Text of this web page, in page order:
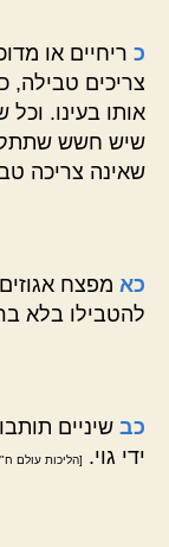
כ ריחיים או
צריכים טבילה,
אותו בעינו.
שיש חשש
שאינה צריכה
כא מפצח
להטבילו בלא
כב שיניים
ידי גוי.
[הליכות עולם